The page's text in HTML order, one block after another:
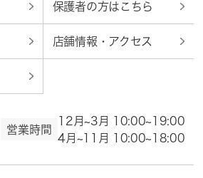
保護者の方はこちら
店舗情報・アクセス
営業時間
12月~3月 10:00~19:00
4月~11月 10:00~18:00